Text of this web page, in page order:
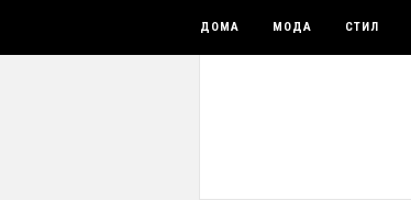
ДОМА МОДА СТИЛ